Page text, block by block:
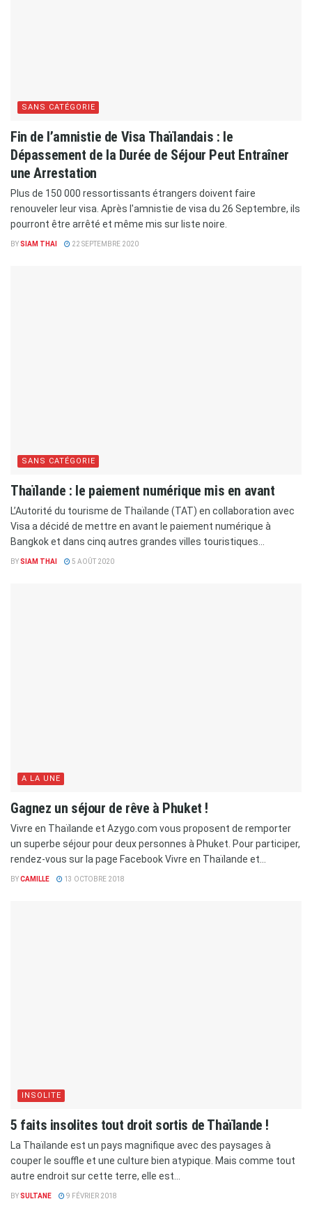
SANS CATÉGORIE
Fin de l’amnistie de Visa Thaïlandais : le
Dépassement de la Durée de Séjour Peut Entraîner
une Arrestation
Plus de 150 000 ressortissants étrangers doivent faire
renouveler leur visa. Après l'amnistie de visa du 26 Septembre, ils
pourront être arrêté et même mis sur liste noire.
BYSIAM THAI 22 SEPTEMBRE 2020
SANS CATÉGORIE
Thaïlande : le paiement numérique mis en avant
L’Autorité du tourisme de Thaïlande (TAT) en collaboration avec
Visa a décidé de mettre en avant le paiement numérique à
Bangkok et dans cinq autres grandes villes touristiques...
BYSIAM THAI 5 AOÛT 2020
A LA UNE
Gagnez un séjour de rêve à Phuket !
Vivre en Thaïlande et Azygo.com vous proposent de remporter
un superbe séjour pour deux personnes à Phuket. Pour participer,
rendez-vous sur la page Facebook Vivre en Thaïlande et...
BYCAMILLE 13 OCTOBRE 2018
INSOLITE
5 faits insolites tout droit sortis de Thaïlande !
La Thaïlande est un pays magnifique avec des paysages à
couper le souffle et une culture bien atypique. Mais comme tout
autre endroit sur cette terre, elle est...
BYSULTANE 9 FÉVRIER 2018